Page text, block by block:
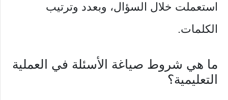
استعملت خلال السؤال، وبعدد وترتيب
الكلمات.
ما هي شروط صياغة الأسئلة في العملية
التعليمية؟